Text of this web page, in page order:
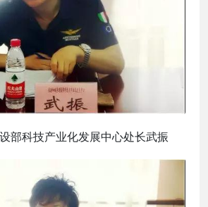
部科技产业化发展中心处长武振